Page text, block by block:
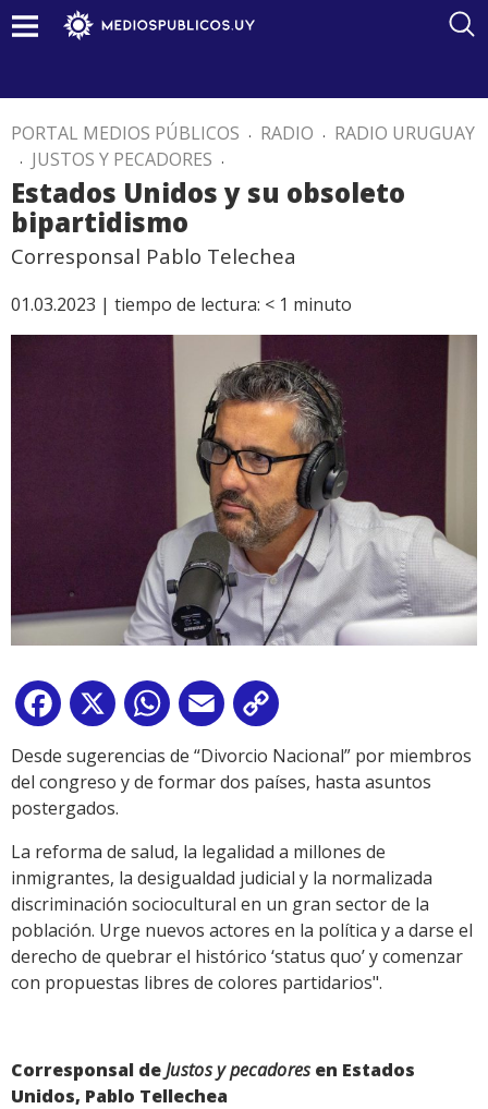
PORTAL MEDIOS PÚBLICOS . RADIO . RADIO URUGUAY
. JUSTOS Y PECADORES .
Estados Unidos y su obsoleto
bipartidismo
Corresponsal Pablo Telechea
01.03.2023 | tiempo de lectura: < 1 minuto
Facebook
X WhatsApp
Email
Link
Desde sugerencias de “Divorcio Nacional” por miembros
del congreso y de formar dos países, hasta asuntos
postergados.
La reforma de salud, la legalidad a millones de
inmigrantes, la desigualdad judicial y la normalizada
discriminación sociocultural en un gran sector de la
población. Urge nuevos actores en la política y a darse el
derecho de quebrar el histórico ‘status quo’ y comenzar
con propuestas libres de colores partidarios".
Corresponsal deJustos y pecadoresen Estados
Unidos, Pablo Tellechea